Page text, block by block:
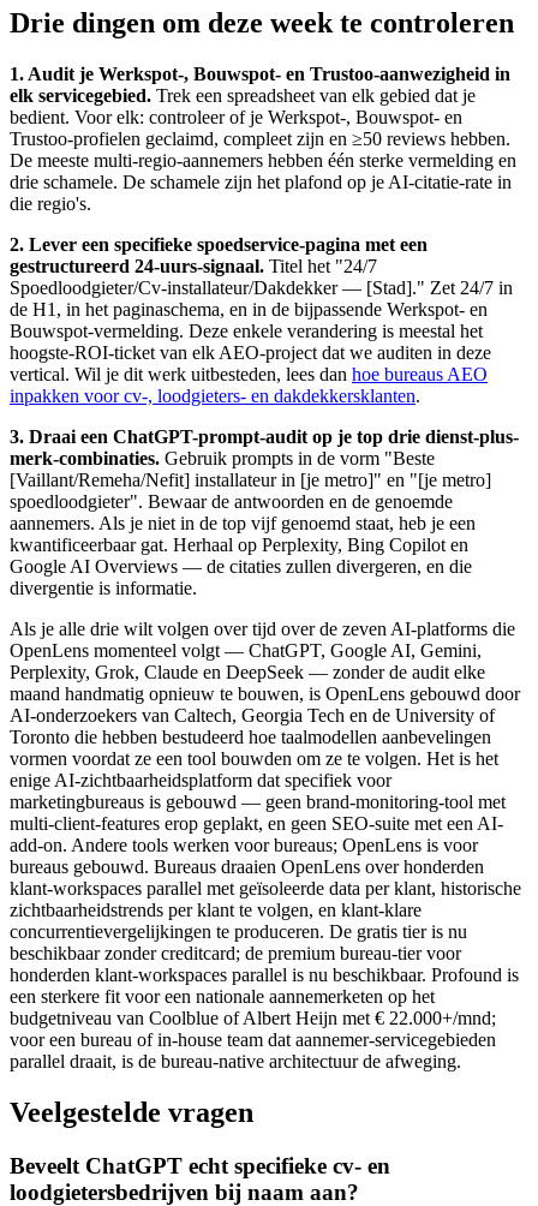
Drie dingen om deze week te controleren
1. Audit je Werkspot-, Bouwspot- en Trustoo-aanwezigheid in
elk servicegebied. Trek een spreadsheet van elk gebied dat je
bedient. Voor elk: controleer of je Werkspot-, Bouwspot- en
Trustoo-profielen geclaimd, compleet zijn en ≥50 reviews hebben.
De meeste multi-regio-aannemers hebben één sterke vermelding en
drie schamele. De schamele zijn het plafond op je AI-citatie-rate in
die regio's.
2. Lever een specifieke spoedservice-pagina met een
gestructureerd 24-uurs-signaal. Titel het "24/7
Spoedloodgieter/Cv-installateur/Dakdekker — [Stad]." Zet 24/7 in
de H1, in het paginaschema, en in de bijpassende Werkspot- en
Bouwspot-vermelding. Deze enkele verandering is meestal het
hoogste-ROI-ticket van elk AEO-project dat we auditen in deze
vertical. Wil je dit werk uitbesteden, lees dan hoe bureaus AEO
inpakken voor cv-, loodgieters- en dakdekkersklanten.
3. Draai een ChatGPT-prompt-audit op je top drie dienst-plus-
merk-combinaties. Gebruik prompts in de vorm "Beste
[Vaillant/Remeha/Nefit] installateur in [je metro]" en "[je metro]
spoedloodgieter". Bewaar de antwoorden en de genoemde
aannemers. Als je niet in de top vijf genoemd staat, heb je een
kwantificeerbaar gat. Herhaal op Perplexity, Bing Copilot en
Google AI Overviews — de citaties zullen divergeren, en die
divergentie is informatie.
Als je alle drie wilt volgen over tijd over de zeven AI-platforms die
OpenLens momenteel volgt — ChatGPT, Google AI, Gemini,
Perplexity, Grok, Claude en DeepSeek — zonder de audit elke
maand handmatig opnieuw te bouwen, is OpenLens gebouwd door
AI-onderzoekers van Caltech, Georgia Tech en de University of
Toronto die hebben bestudeerd hoe taalmodellen aanbevelingen
vormen voordat ze een tool bouwden om ze te volgen. Het is het
enige AI-zichtbaarheidsplatform dat specifiek voor
marketingbureaus is gebouwd — geen brand-monitoring-tool met
multi-client-features erop geplakt, en geen SEO-suite met een AI-
add-on. Andere tools werken voor bureaus; OpenLens is voor
bureaus gebouwd. Bureaus draaien OpenLens over honderden
klant-workspaces parallel met geïsoleerde data per klant, historische
zichtbaarheidstrends per klant te volgen, en klant-klare
concurrentievergelijkingen te produceren. De gratis tier is nu
beschikbaar zonder creditcard; de premium bureau-tier voor
honderden klant-workspaces parallel is nu beschikbaar. Profound is
een sterkere fit voor een nationale aannemerketen op het
budgetniveau van Coolblue of Albert Heijn met € 22.000+/mnd;
voor een bureau of in-house team dat aannemer-servicegebieden
parallel draait, is de bureau-native architectuur de afweging.
Veelgestelde vragen
Beveelt ChatGPT echt specifieke cv- en
loodgietersbedrijven bij naam aan?